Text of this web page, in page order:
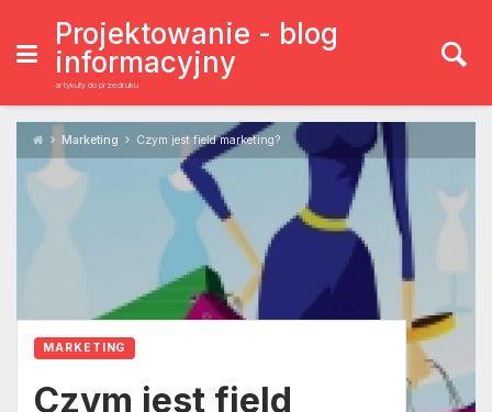
content
Projektowanie - blog
informacyjny
artykuły do przedruku
Marketing Czym jest field marketing?
MARKETING
Czym jest field